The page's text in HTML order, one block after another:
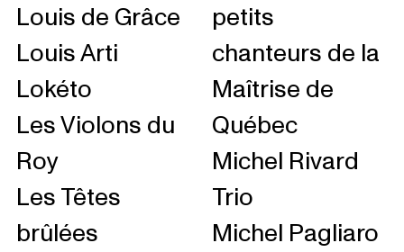
Louis de Grâce
Louis Arti
Lokéto
Les Violons du
Roy
Les Têtes
brûlées
petits
chanteurs de la
Maîtrise de
Québec
Michel Rivard
Trio
Michel Pagliaro